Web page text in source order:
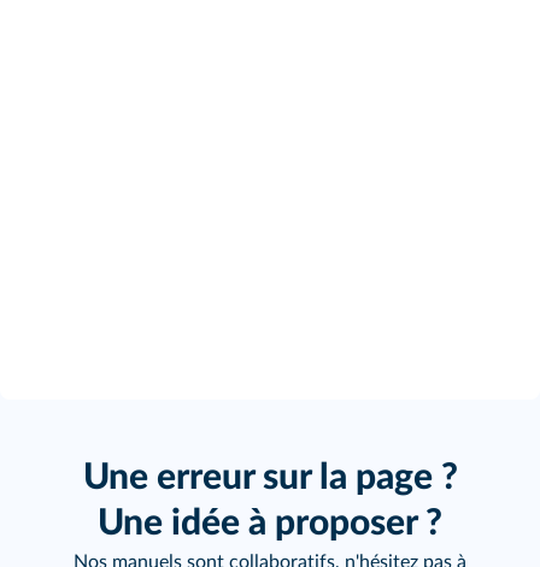
Une erreur sur la page ?
Une idée à proposer ?
Nos manuels sont collaboratifs, n'hésitez pas à